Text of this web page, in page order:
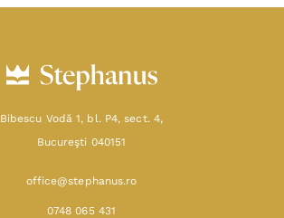
Bibescu Vodă 1, bl. P4, sect. 4,
Bucureşti 040151
office@stephanus.ro
0748 065 431